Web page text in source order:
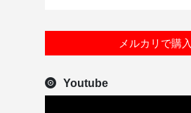
メルカリで購入
Youtube